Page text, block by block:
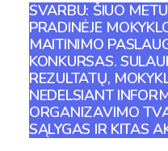
SVARBU: ŠIUO
PRADINĖJE
MAITINIMO
KONKURSAS.
REZULTATŲ,
NEDELSIANT
ORGANIZAVIMO
SĄLYGAS IR KITAS